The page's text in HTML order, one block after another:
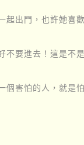
出門，也許她喜
不要進去！這是不
害怕的人，就是